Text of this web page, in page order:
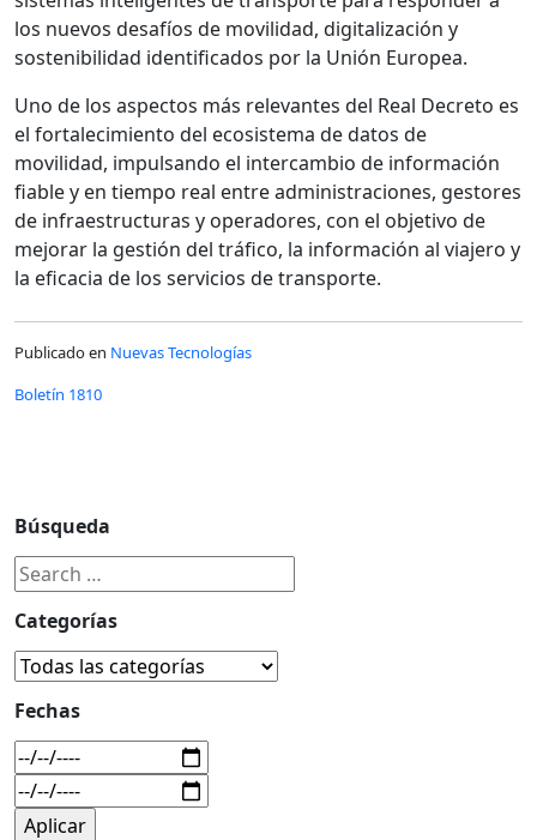
los nuevos desafíos de movilidad, digitalización y
sostenibilidad identificados por la Unión Europea.
Uno de los aspectos más relevantes del Real Decreto es
el fortalecimiento del ecosistema de datos de
movilidad, impulsando el intercambio de información
fiable y en tiempo real entre administraciones, gestores
de infraestructuras y operadores, con el objetivo de
mejorar la gestión del tráfico, la información al viajero y
la eficacia de los servicios de transporte.
Publicado en Nuevas Tecnologías
Boletín 1810
Búsqueda
Categorías
Fechas